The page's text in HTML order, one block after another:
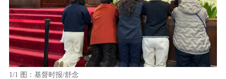
1/1 图：基督时报/舒念